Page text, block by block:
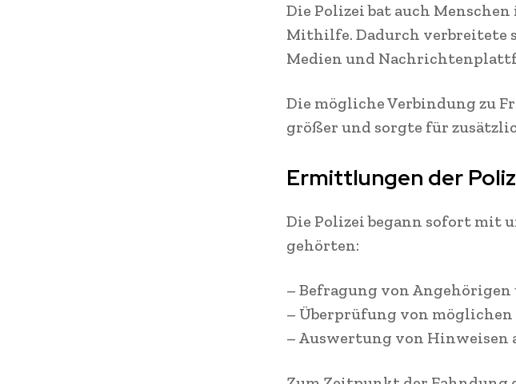
Die Polizei bat auch
Mithilfe. Dadurch verbreitete
Medien und
Die mögliche Verbindung zu
größer und sorgte für
Ermittlungen der
Die Polizei begann sofort mit
gehörten:
– Befragung von
– Überprüfung von
– Auswertung von Hinweisen